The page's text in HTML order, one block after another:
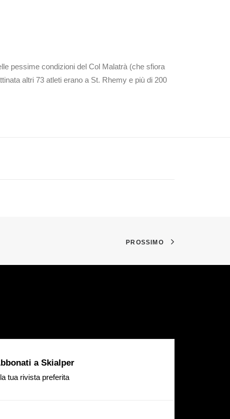
pessime condizioni del Col Malatrà (che sfiora
altri 73 atleti erano a St. Rhemy e più di 200
PROSSIMO
a Skialper
la tua rivista preferita